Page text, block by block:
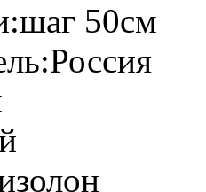
шаг 50см
Россия